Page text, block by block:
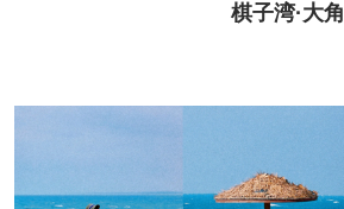
棋子湾·大角